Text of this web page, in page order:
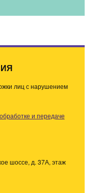
лиц с нарушением
и передаче
шоссе, д. 37А, этаж